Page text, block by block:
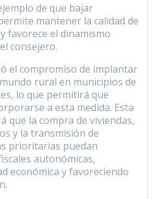
de que bajar
mantener la calidad de
favorece el dinamismo
consejero.
el compromiso de implantar
rural en municipios de
lo que permitirá que
a esta medida. Esta
que la compra de viviendas,
y la transmisión de
prioritarias puedan
autonómicas,
económica y favoreciendo